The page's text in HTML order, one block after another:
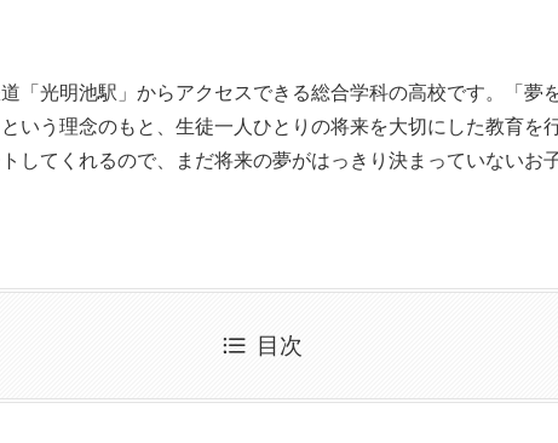
「光明池駅」からアクセスできる総合学科の高校です。「夢
いう理念のもと、生徒一人ひとりの将来を大切にした教育を
してくれるので、まだ将来の夢がはっきり決まっていないお
目次